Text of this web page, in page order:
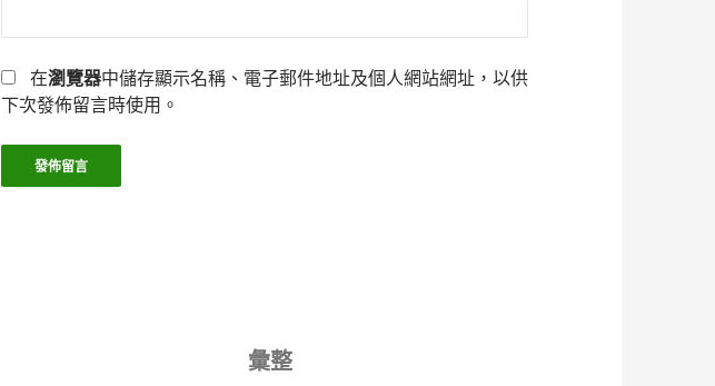
在瀏覽器中儲存顯示名稱、電子郵件地址及個人網站網址，以供
下次發佈留言時使用。
彙整